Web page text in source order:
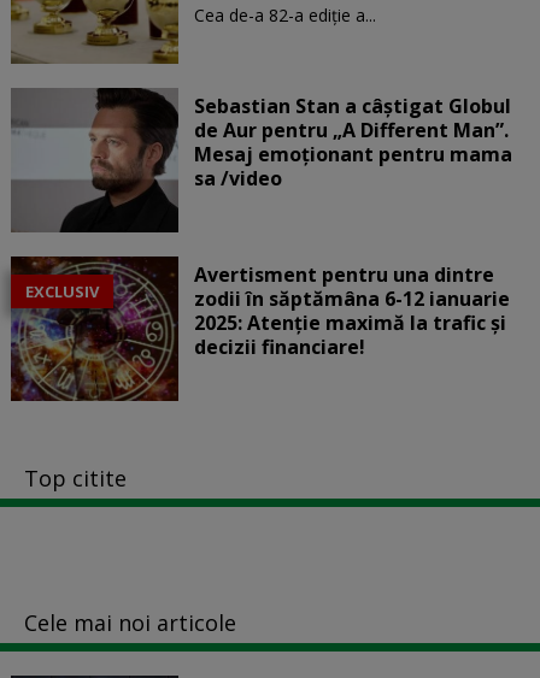
Cea de-a 82-a ediție a...
Sebastian Stan a câștigat Globul
de Aur pentru „A Different Man”.
Mesaj emoționant pentru mama
sa /video
EXCLUSIV
Avertisment pentru una dintre
zodii în săptămâna 6-12 ianuarie
2025: Atenție maximă la trafic și
decizii financiare!
Top citite
Cele mai noi articole